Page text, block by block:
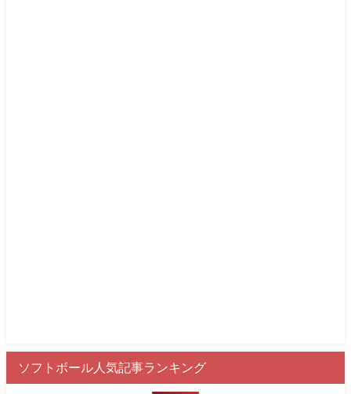
ソフトボール人気記事ランキング